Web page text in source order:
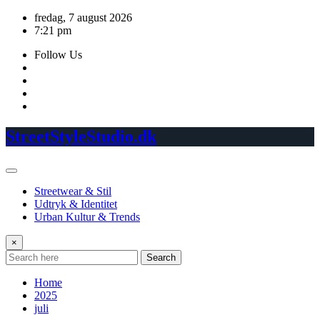
Skip
fredag, 7 august 2026
7:21 pm
Follow Us
StreetStyleStudio.dk
Streetwear & Stil
Udtryk & Identitet
Urban Kultur & Trends
×
Search
Home
2025
juli